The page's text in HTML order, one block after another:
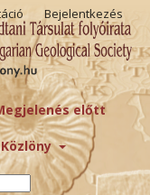
előtt
Bejelentkezés